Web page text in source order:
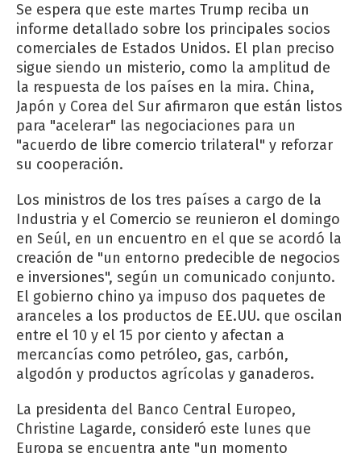
Se espera que este martes Trump reciba un
informe detallado sobre los principales socios
comerciales de Estados Unidos. El plan preciso
sigue siendo un misterio, como la amplitud de
la respuesta de los países en la mira. China,
Japón y Corea del Sur afirmaron que están listos
para "acelerar" las negociaciones para un
"acuerdo de libre comercio trilateral" y reforzar
su cooperación.
Los ministros de los tres países a cargo de la
Industria y el Comercio se reunieron el domingo
en Seúl, en un encuentro en el que se acordó la
creación de "un entorno predecible de negocios
e inversiones", según un comunicado conjunto.
El gobierno chino ya impuso dos paquetes de
aranceles a los productos de EE.UU. que oscilan
entre el 10 y el 15 por ciento y afectan a
mercancías como petróleo, gas, carbón,
algodón y productos agrícolas y ganaderos.
La presidenta del Banco Central Europeo,
Christine Lagarde, consideró este lunes que
Europa se encuentra ante "un momento